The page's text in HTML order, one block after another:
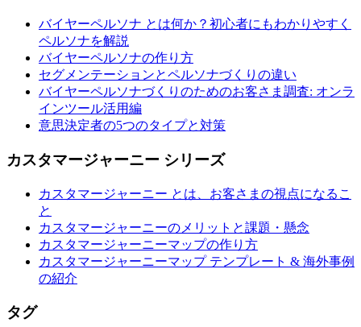
バイヤーペルソナ とは何か？初心者にもわかりやすく
ペルソナを解説
バイヤーペルソナの作り方
セグメンテーションとペルソナづくりの違い
バイヤーペルソナづくりのためのお客さま調査: オンラ
インツール活用編
意思決定者の5つのタイプと対策
カスタマージャーニー シリーズ
カスタマージャーニー とは、お客さまの視点になるこ
と
カスタマージャーニーのメリットと課題・懸念
カスタマージャーニーマップの作り方
カスタマージャーニーマップ テンプレート & 海外事例
の紹介
タグ